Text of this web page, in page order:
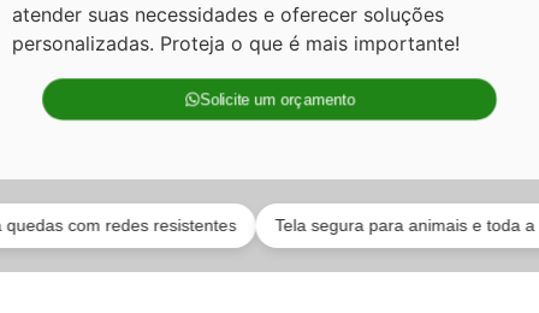
atender suas necessidades e oferecer soluções
personalizadas. Proteja o que é mais importante!
Solicite um orçamento
com redes resistentes Tela segura para animais e toda a família